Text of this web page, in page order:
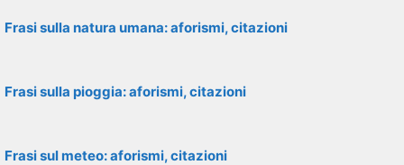
Frasi sulla natura umana: aforismi, citazioni
Frasi sulla pioggia: aforismi, citazioni
Frasi sul meteo: aforismi, citazioni